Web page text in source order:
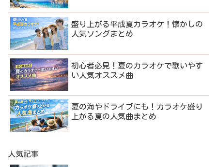
盛り上がる平成夏カラオケ！懐かしの
人気ソングまとめ
初心者必見！夏のカラオケで歌いやす
い人気オススメ曲
夏の海やドライブにも！カラオケ盛り
上がる夏の人気曲まとめ
人気記事